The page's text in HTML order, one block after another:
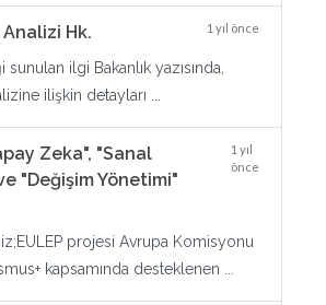
Analizi Hk. 1 yıl önce
ilgi Bakanlık yazısında,
ilişkin detayları ...
Zeka", "Sanal
"Değişim Yönetimi"
1 yıl
önce
projesi Avrupa Komisyonu
kapsamında desteklenen ...